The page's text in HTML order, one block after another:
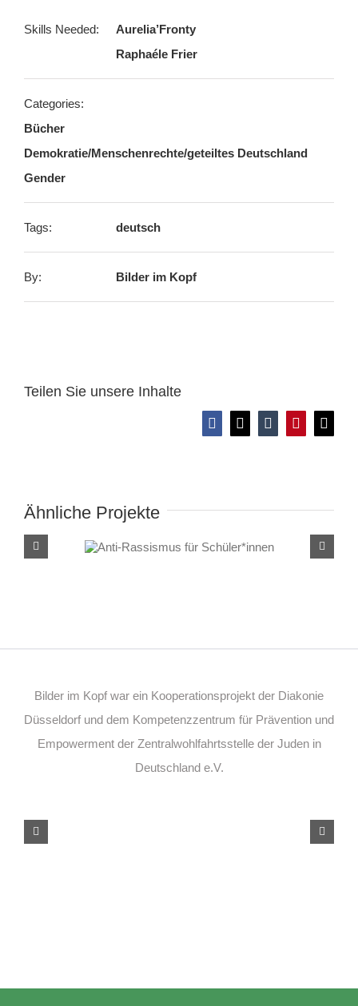
Skills Needed:
Aurelia’Fronty
Raphaéle Frier
Categories:
Bücher
Demokratie/Menschenrechte/geteiltes Deutschland
Gender
Tags: deutsch
By: Bilder im Kopf
Teilen Sie unsere Inhalte
Facebook
X TumblrPinterest
E-
Ähnliche ProjekteAnti-Rassismus für
Schüler*innen
Bilder im Kopf war ein Kooperationsprojekt der Diakonie
Düsseldorf und dem Kompetenzzentrum für Prävention und
Empowerment der Zentralwohlfahrtsstelle der Juden in
Deutschland e.V.